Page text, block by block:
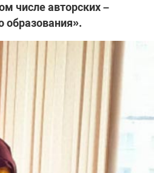
числе авторских –
образования».